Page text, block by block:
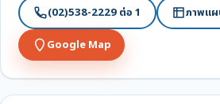
(02)538-2229 ต่อ 1 ภาพแ
Google Map